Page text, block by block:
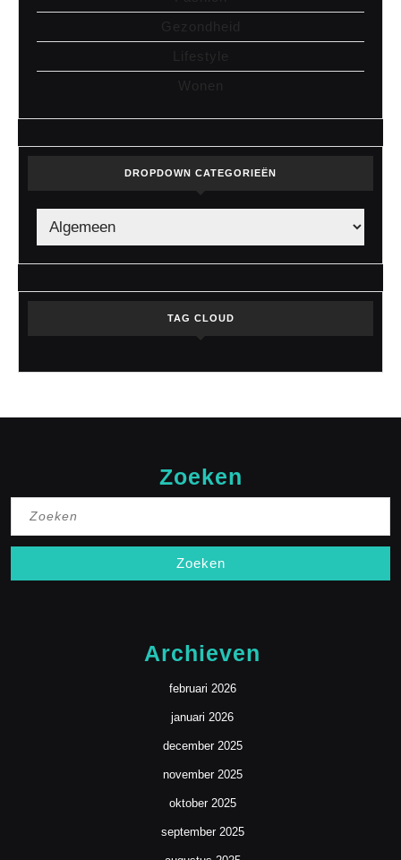
Gezondheid
Lifestyle
Wonen
DROPDOWN CATEGORIEËN
TAG CLOUD
Zoeken
naar:
Archieven
februari 2026
januari 2026
december 2025
november 2025
oktober 2025
september 2025